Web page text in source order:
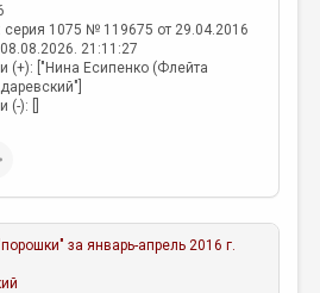
серия 1075 № 119675 от 29.04.2016
21:11:27
(+): ["Нина Есипенко (Флейта
): []
за январь-апрель 2016 г.